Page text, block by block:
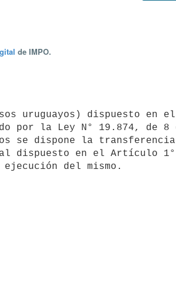
de IMPO.
por la Ley N° 19.874, de
se dispone la
dispuesto en el Artículo